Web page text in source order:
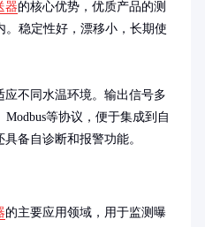
器的核心优势，优质产品的测
。稳定性好，漂移小，长期使
不同水温环境。输出信号多
Modbus等协议，便于集成到自
备自诊断和报警功能。
的主要应用领域，用于监测曝